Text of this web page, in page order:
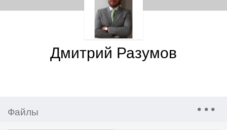
Дмитрий Разумов
Файлы